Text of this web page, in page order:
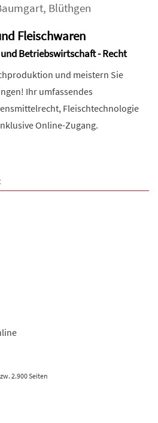
, Blüthgen
Fleischwaren
Betriebswirtschaft - Recht
und meistern Sie
Ihr umfassendes
Fleischtechnologie
Online-Zugang.
2.900 Seiten